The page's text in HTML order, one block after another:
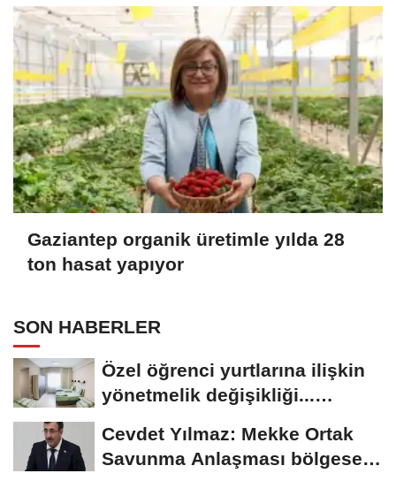
Gaziantep organik üretimle yılda 28
ton hasat yapıyor
SON HABERLER
Özel öğrenci yurtlarına ilişkin
yönetmelik değişikliği...
Cevdet Yılmaz: Mekke Ortak
Savunma Anlaşması bölgesel